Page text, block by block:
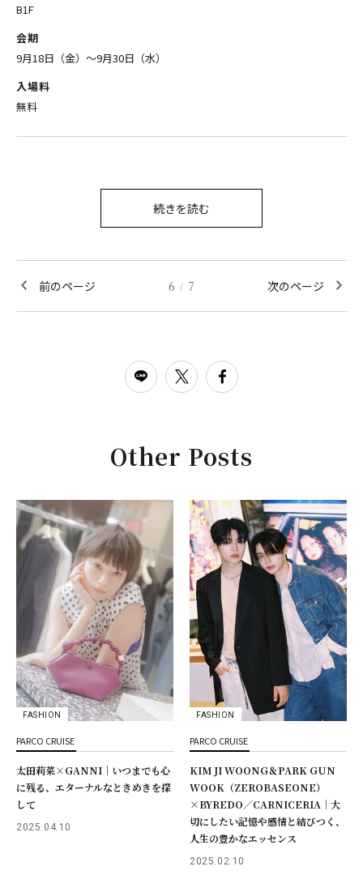
B1F
会期
9月18日（金）〜9月30日（水）
入場料
無料
続きを読む
前のページ 6 / 7 次のページ
Other Posts
FASHION
PARCO CRUISE
太田莉菜×GANNI｜いつまでも心
に残る、エターナルなときめきを探
して
2025.04.10
FASHION
PARCO CRUISE
KIM JI WOONG＆PARK GUN
WOOK（ZEROBASEONE）
×BYREDO／CARNICERIA｜大
切にしたい記憶や感情と結びつく、
人生の豊かなエッセンス
2025.02.10